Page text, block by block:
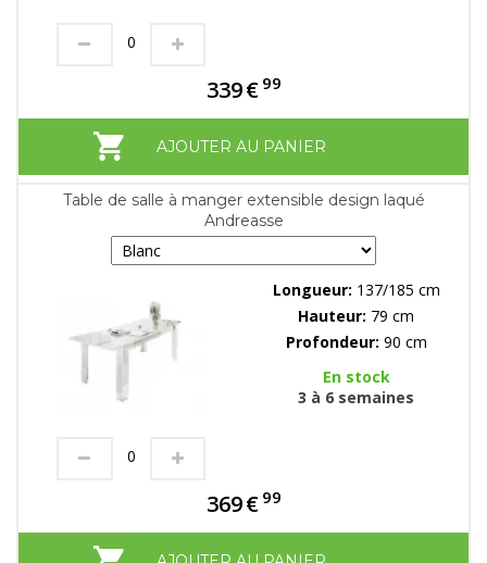
339€ 99
AJOUTER AU PANIER
Table de salle à manger extensible design laqué
Andreasse
Longueur: 137/185 cm
Hauteur: 79 cm
Profondeur: 90 cm
En stock
3 à 6 semaines
369€ 99